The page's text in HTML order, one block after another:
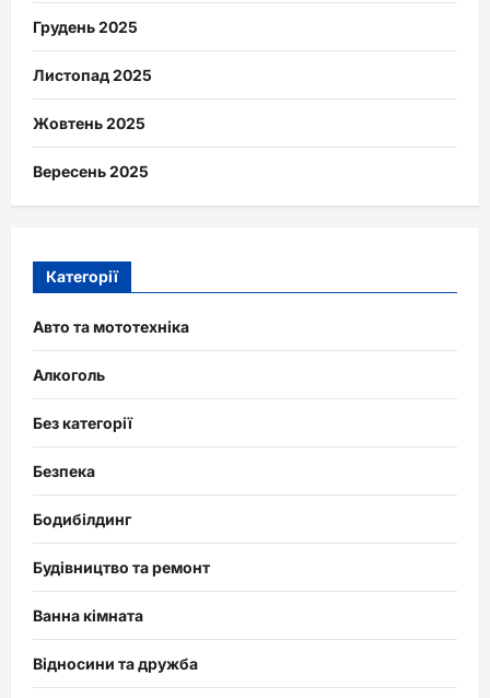
Грудень 2025
Листопад 2025
Жовтень 2025
Вересень 2025
Категорії
Авто та мототехніка
Алкоголь
Без категорії
Безпека
Бодибілдинг
Будівництво та ремонт
Ванна кімната
Відносини та дружба